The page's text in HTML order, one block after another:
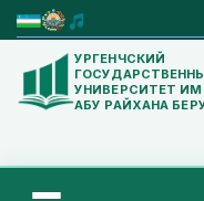
УРГЕНЧСКИЙ
УНИВЕРСИТЕТ
АБУ РАЙХАНА